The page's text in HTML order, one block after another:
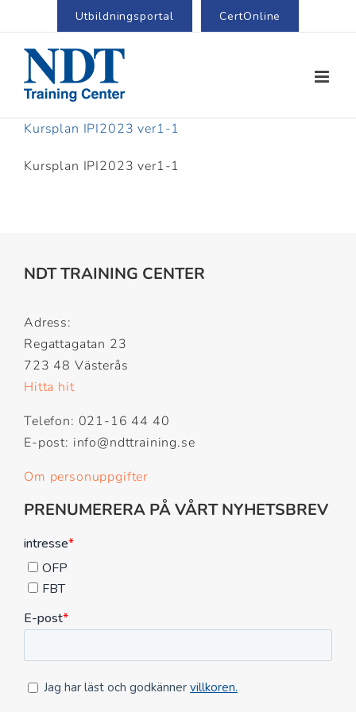
Utbildningsportal CertOnline
Kursplan IPI2023 ver1-1
Kursplan IPI2023 ver1-1
NDT TRAINING CENTER
Adress:
Regattagatan 23
723 48 Västerås
Hitta hit
Telefon: 021-16 44 40
E-post: info@ndttraining.se
Om personuppgifter
PRENUMERERA PÅ VÅRT NYHETSBREV